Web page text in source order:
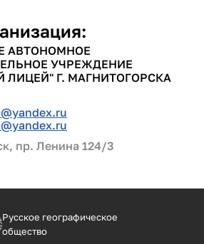
АВТОНОМНОЕ
УЧРЕЖДЕНИЕ
ЛИЦЕЙ" Г. МАГНИТОГОРСКА
пр. Ленина 124/3
Русское географическое
общество